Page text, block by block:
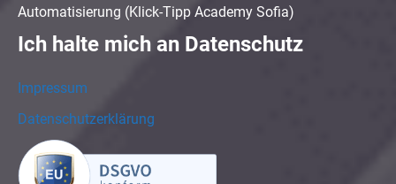
Automatisierung (Klick-Tipp Academy Sofia)
Ich halte mich an Datenschutz
Impressum
Datenschutzerklärung